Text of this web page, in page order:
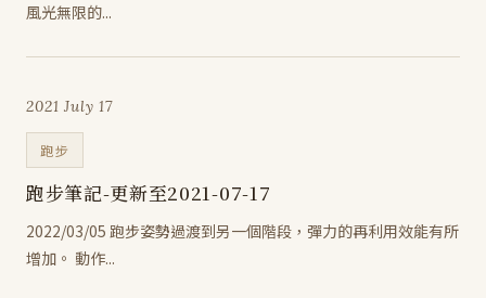
風光無限的...
2021 July 17
跑步
跑步筆記-更新至2021-07-17
2022/03/05 跑步姿勢過渡到另一個階段，彈力的再利用效能有所
增加。 動作...